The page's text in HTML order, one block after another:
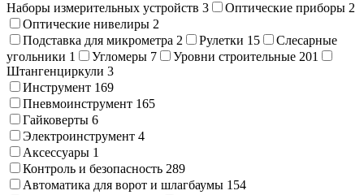
Наборы измерительных устройств 3 Оптические приборы 2
Оптические нивелиры 2
Подставка для микрометра 2 Рулетки 15
Слесарные
угольники 1 Угломеры 7 Уровни строительные 201
Штангенциркули 3
Инструмент 169
Пневмоинструмент 165
Гайковерты 6
Электроинструмент 4
Аксессуары 1
Контроль и безопасность 289
Автоматика для ворот и шлагбаумы 154